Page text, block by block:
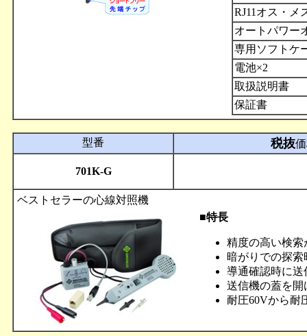
RJ11オス・メ
オートパワー
専用ソフトケ
電池×2
取扱説明書
保証書
型番 税抜
701K-G
ベストセラーの心線対照機
■特長
精度の高い検索
暗がりでの探
導通確認時に
送信機の蓋を
耐圧60Vから耐